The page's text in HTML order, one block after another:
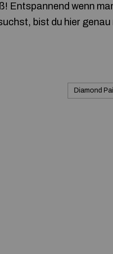
Entspannend wenn
bist du hier
Diamond